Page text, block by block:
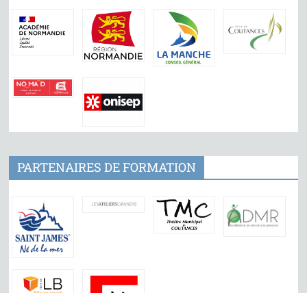
PARTENAIRES DE FORMATION